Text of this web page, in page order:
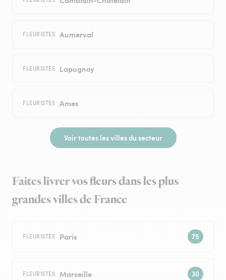
FLEURISTES Aumerval
FLEURISTES Lapugnoy
FLEURISTES Ames
Voir toutes les villes du secteur
Faites livrer vos fleurs dans les plus
grandes villes de France
FLEURISTES Paris
FLEURISTES Marseille